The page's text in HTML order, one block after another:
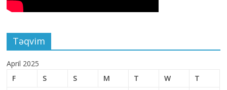
Təqvim
April 2025
F
S S M T W T